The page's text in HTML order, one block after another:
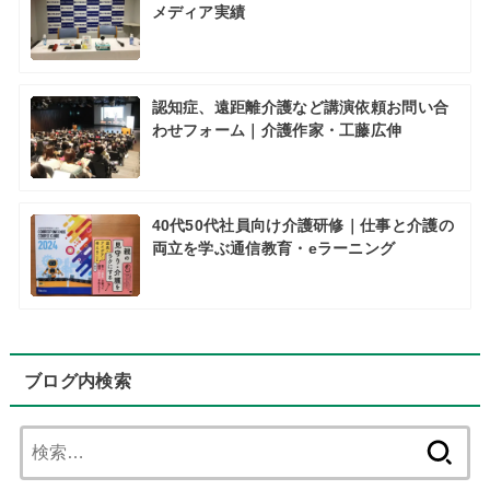
メディア実績
認知症、遠距離介護など講演依頼お問い合
わせフォーム｜介護作家・工藤広伸
40代50代社員向け介護研修｜仕事と介護の
両立を学ぶ通信教育・eラーニング
ブログ内検索
索: